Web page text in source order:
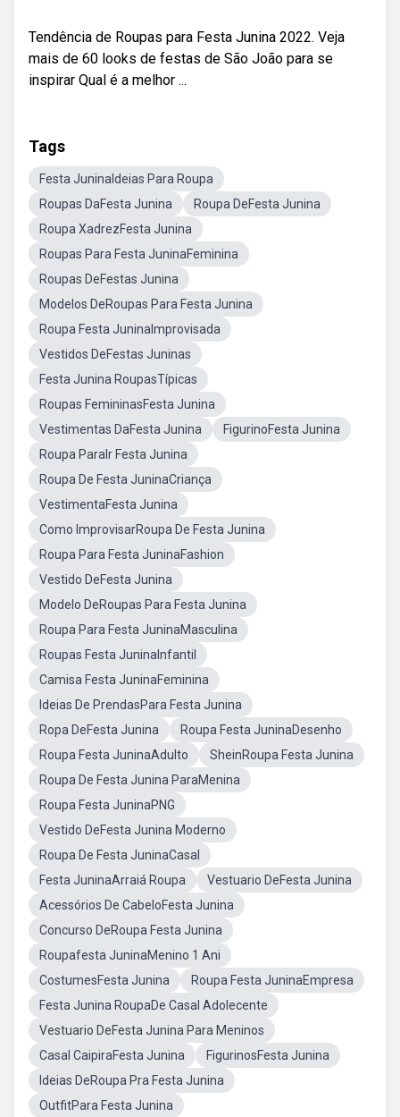
Tendência de Roupas para Festa Junina 2022. Veja
mais de 60 looks de festas de São João para se
inspirar Qual é a melhor ...
Tags
Festa JuninaIdeias Para Roupa
Roupas DaFesta Junina
Roupa DeFesta Junina
Roupa XadrezFesta Junina
Roupas Para Festa JuninaFeminina
Roupas DeFestas Junina
Modelos DeRoupas Para Festa Junina
Roupa Festa JuninaImprovisada
Vestidos DeFestas Juninas
Festa Junina RoupasTípicas
Roupas FemininasFesta Junina
Vestimentas DaFesta Junina
FigurinoFesta Junina
Roupa ParaIr Festa Junina
Roupa De Festa JuninaCriança
VestimentaFesta Junina
Como ImprovisarRoupa De Festa Junina
Roupa Para Festa JuninaFashion
Vestido DeFesta Junina
Modelo DeRoupas Para Festa Junina
Roupa Para Festa JuninaMasculina
Roupas Festa JuninaInfantil
Camisa Festa JuninaFeminina
Ideias De PrendasPara Festa Junina
Ropa DeFesta Junina
Roupa Festa JuninaDesenho
Roupa Festa JuninaAdulto
SheinRoupa Festa Junina
Roupa De Festa Junina ParaMenina
Roupa Festa JuninaPNG
Vestido DeFesta Junina Moderno
Roupa De Festa JuninaCasal
Festa JuninaArraiá Roupa
Vestuario DeFesta Junina
Acessórios De CabeloFesta Junina
Concurso DeRoupa Festa Junina
Roupafesta JuninaMenino 1 Ani
CostumesFesta Junina
Roupa Festa JuninaEmpresa
Festa Junina RoupaDe Casal Adolecente
Vestuario DeFesta Junina Para Meninos
Casal CaipiraFesta Junina
FigurinosFesta Junina
Ideias DeRoupa Pra Festa Junina
OutfitPara Festa Junina